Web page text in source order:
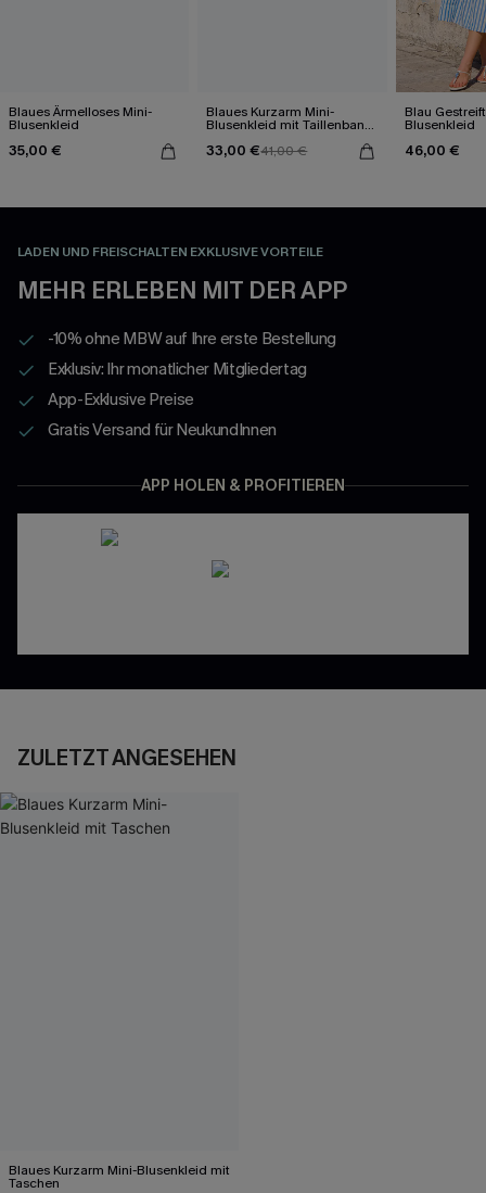
Blaues Ärmelloses Mini-
Blusenkleid
35,00 €
Blaues Kurzarm Mini-
Blusenkleid mit Taillenband
33,00 €41,00 €
Blau
Blusenkleid
46,00 €
LADEN UND FREISCHALTEN EXKLUSIVE VORTEILE
MEHR ERLEBEN MIT DER APP
-10% ohne MBW auf Ihre erste Bestellung
Exklusiv: Ihr monatlicher Mitgliedertag
App-Exklusive Preise
Gratis Versand für NeukundInnen
APP HOLEN & PROFITIEREN
ZULETZT ANGESEHEN
Blaues Kurzarm Mini-Blusenkleid mit
Taschen